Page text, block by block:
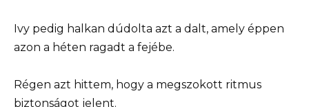
Ivy pedig halkan dúdolta azt a dalt, amely éppen
azon a héten ragadt a fejébe.
Régen azt hittem, hogy a megszokott ritmus
biztonságot jelent.